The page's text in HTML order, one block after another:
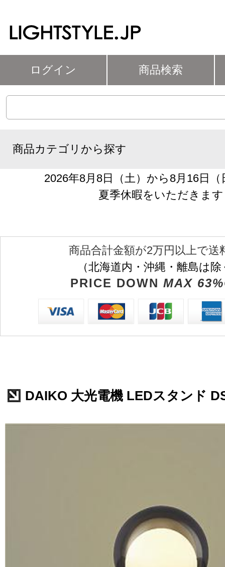
ログイン 商品検索
商品カテゴリから探す
2026年8月8日（土）から8月16日
夏季休暇をいただきます
商品合計金額が2万円以上で送
（北海道内・沖縄・離島は
PRICE DOWN MAX
DAIKO 大光電機 LEDスタンド